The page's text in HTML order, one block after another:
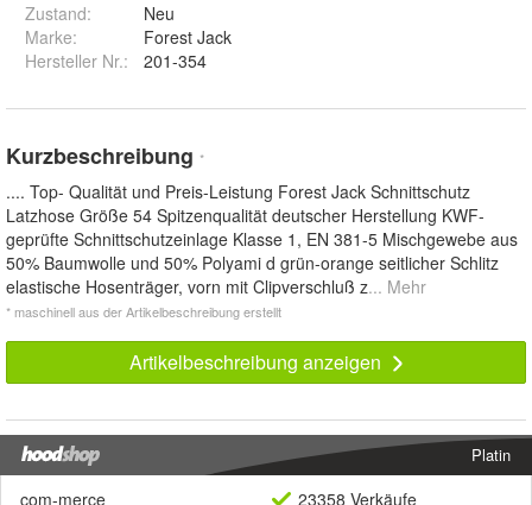
Zustand:
Neu
Marke:
Forest Jack
Hersteller Nr.:
201-354
Kurzbeschreibung *
.... Top- Qualität und Preis-Leistung Forest Jack Schnittschutz
Latzhose Größe 54 Spitzenqualität deutscher Herstellung KWF-
geprüfte Schnittschutzeinlage Klasse 1, EN 381-5 Mischgewebe aus
50% Baumwolle und 50% Polyami d grün-orange seitlicher Schlitz
elastische Hosenträger, vorn mit Clipverschluß z... Mehr
* maschinell aus der Artikelbeschreibung erstellt
Artikelbeschreibung anzeigen
Platin
com-merce
23358 Verkäufe